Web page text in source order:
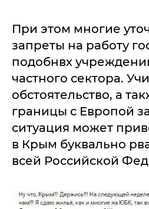
При этом многие
запреты на работу
подобнвх
частного сектора.
обстоятельство, а
границы с Европой
ситуация может
в Крым буквально
всей Российской